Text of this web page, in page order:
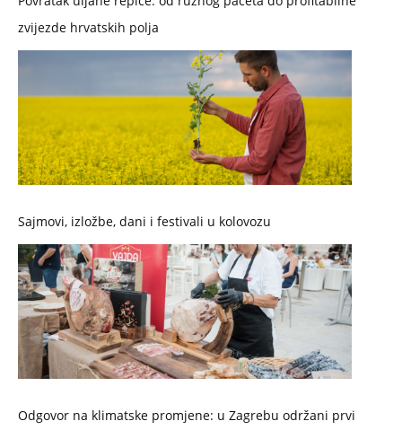
zvijezde hrvatskih polja
Sajmovi, izložbe, dani i festivali u kolovozu
Odgovor na klimatske promjene: u Zagrebu održani prvi